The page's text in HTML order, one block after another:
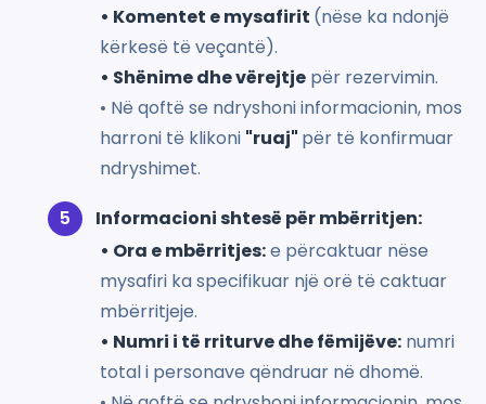
• Komentet e mysafirit (nëse ka ndonjë
kërkesë të veçantë).
• Shënime dhe vërejtje për rezervimin.
• Në qoftë se ndryshoni informacionin, mos
harroni të klikoni "ruaj" për të konfirmuar
ndryshimet.
Informacioni shtesë për mbërritjen:
• Ora e mbërritjes:e përcaktuar nëse
mysafiri ka specifikuar një orë të caktuar
mbërritjeje.
• Numri i të rriturve dhe fëmijëve: numri
total i personave qëndruar në dhomë.